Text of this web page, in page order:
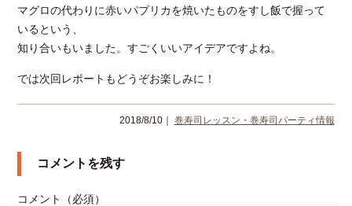
マグロの代わりに赤いパプリカを焼いたものをすし飯で握って
いるという、
知り合いもいました。すごくいいアイデアですよね。
では次回レポートもどうぞお楽しみに！
2018/8/10｜ 巻寿司レッスン・巻寿司パーティ情報
コメントを残す
コメント（必須）